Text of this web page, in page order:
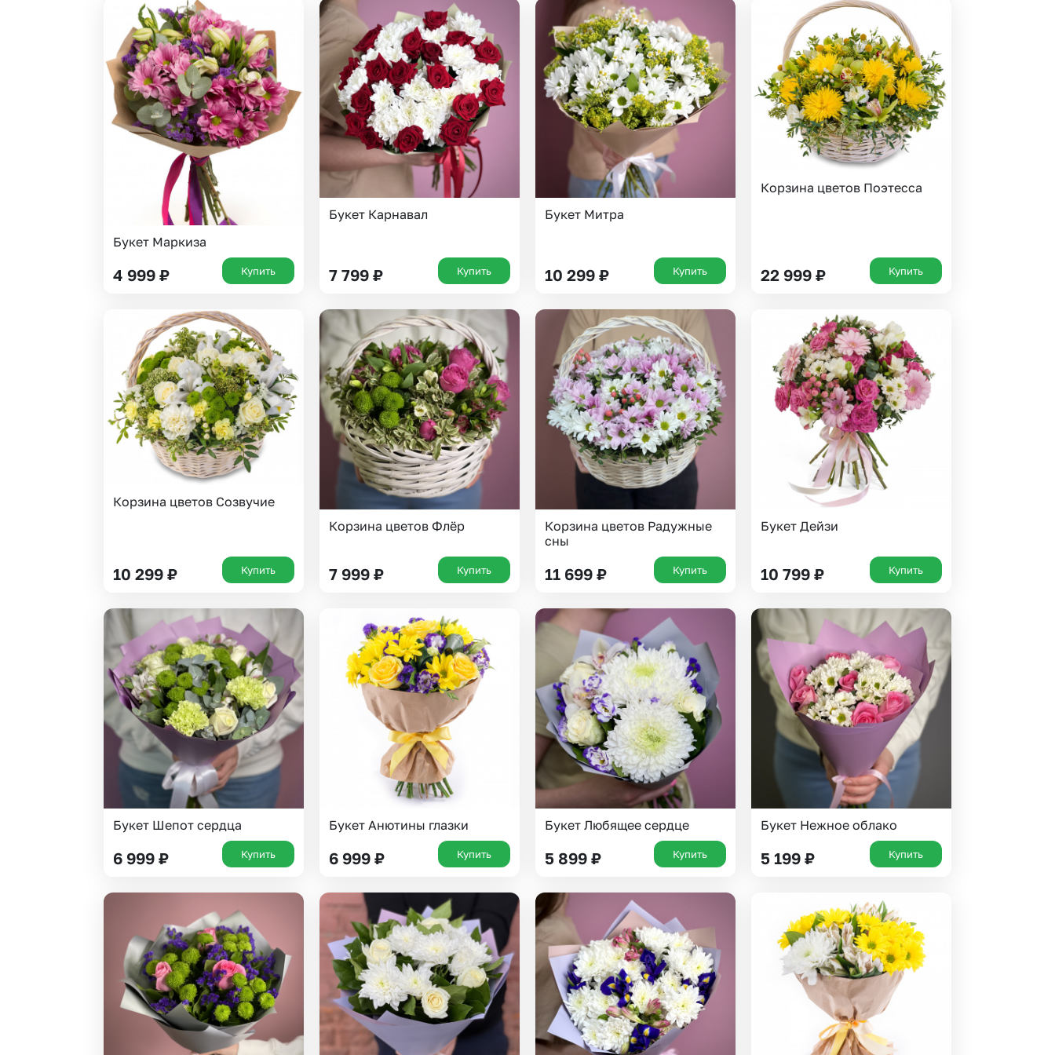
Казань
Уфа
Челябинск
Екатеринбург
Новосибирск
Омск
Волгоград
Воронеж
Букет Маркиза
4 999 ₽ Купить
Букет Карнавал
7 799 ₽ Купить
Букет Митра
10 299 ₽ Купить
Корзина цветов Поэтесса
22 999 ₽ Купить
Корзина цветов Созвучие
10 299 ₽ Купить
Корзина цветов Флёр
7 999 ₽ Купить
Корзина цветов Радужные
сны
11 699 ₽ Купить
Букет Дейзи
10 799 ₽ Купить
Букет Шепот сердца
6 999 ₽ Купить
Букет Анютины глазки
6 999 ₽ Купить
Букет Любящее сердце
5 899 ₽ Купить
Букет Нежное облако
5 199 ₽ Купить